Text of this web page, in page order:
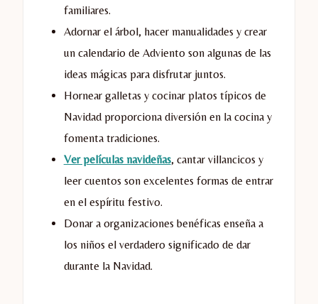
familiares.
Adornar el árbol, hacer manualidades y crear
un calendario de Adviento son algunas de las
ideas mágicas para disfrutar juntos.
Hornear galletas y cocinar platos típicos de
Navidad proporciona diversión en la cocina y
fomenta tradiciones.
Ver películas navideñas, cantar villancicos y
leer cuentos son excelentes formas de entrar
en el espíritu festivo.
Donar a organizaciones benéficas enseña a
los niños el verdadero significado de dar
durante la Navidad.